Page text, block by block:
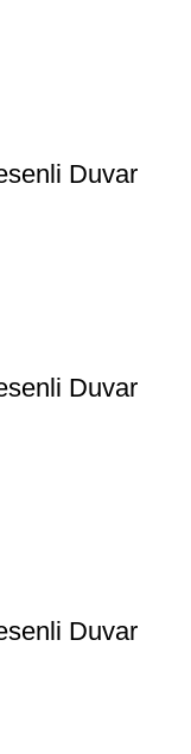
Duvar
Duvar
Duvar